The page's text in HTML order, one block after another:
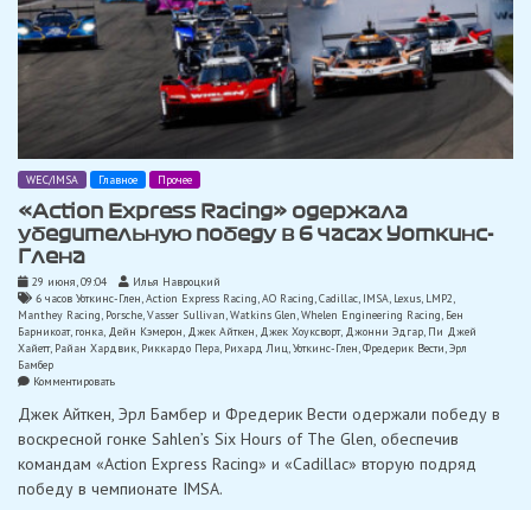
WEC/IMSA Главное Прочее
«Action Express Racing» одержала
убедительную победу в 6 часах Уоткинс-
Глена
29 июня, 09:04
Илья Навроцкий
6 часов Уоткинс-Глен,Action Express Racing,AO Racing,Cadillac, IMSA, Lexus, LMP2
Manthey Racing, Porsche,Vasser Sullivan,Watkins Glen,Whelen Engineering Racing, Бен
Барникоат, гонка, Дейн Кэмерон, Джек Айткен, Джек Хоуксворт, Джонни Эдгар, Пи Джей
Хайетт, Райан Хардвик, Риккардо Пера, Рихард Лиц,Уоткинс-Глен,Фредерик Вести,Эрл
Бамбер
Комментироватьon
Express
Racing»
одержала
убедительную
в
Джек Айткен, Эрл Бамбер и Фредерик Вести одержали победу в
воскресной гонке Sahlen’s Six Hours of The Glen, обеспечив
командам «Action Express Racing» и «Cadillac» вторую подряд
победу в чемпионате IMSA.